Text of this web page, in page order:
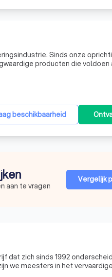
Sinds onze
producten die voldoen
beschikbaarheid
aan te vragen
Vergelijk
dat zich sinds 1992
we meesters in het